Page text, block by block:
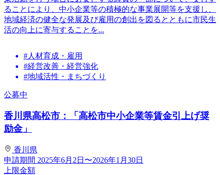
ることにより、中小企業等の積極的な事業展開等を支援し、
地域経済の健全な発展及び雇用の創出を図るとともに市民生
活の向上に寄与することを...
#人材育成・雇用
#経営改善・経営強化
#地域活性・まちづくり
公募中
香川県高松市：「高松市中小企業等賃金引上げ奨
励金」
香川県
申請期間 2025年6月2日〜2026年1月30日
上限金額